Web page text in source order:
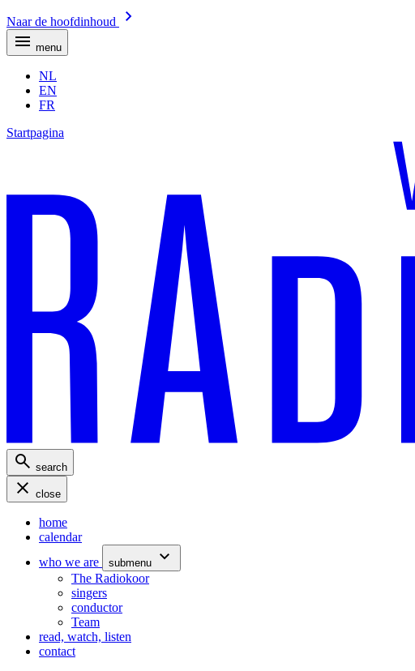
Naar de hoofdinhoud
menu
NL
EN
FR
Startpagina
search
close
home
calendar
who we are
submenu
The Radiokoor
singers
conductor
Team
read, watch, listen
contact